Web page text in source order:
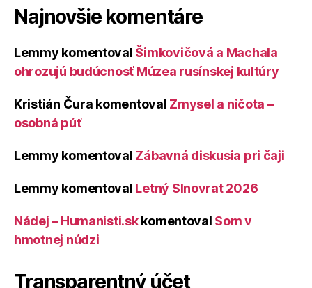
Najnovšie komentáre
Lemmy komentoval Šimkovičová a Machala
ohrozujú budúcnosť Múzea rusínskej kultúry
Kristián Čura komentoval Zmysel a ničota –
osobná púť
Lemmy komentoval Zábavná diskusia pri čaji
Lemmy komentoval Letný Slnovrat 2026
Nádej – Humanisti.skkomentoval Som v
hmotnej núdzi
Transparentný účet